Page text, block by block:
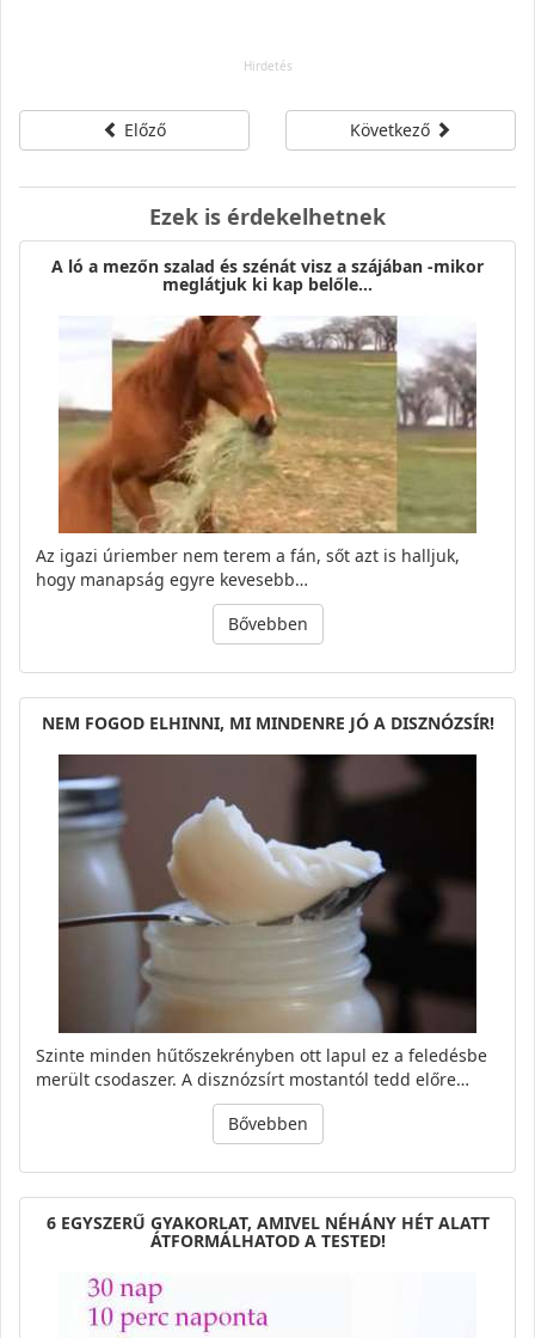
Előző Következő
Ezek is érdekelhetnek
A ló a mezőn szalad és szénát visz a szájában -mikor
meglátjuk ki kap belőle…
Az igazi úriember nem terem a fán, sőt azt is halljuk,
hogy manapság egyre kevesebb…
Bővebben
NEM FOGOD EL­HINNI, MI MIN­DENRE JÓ A DISZ­NÓ­ZSÍR!
Szinte minden hűtőszekrényben ott lapul ez a feledésbe
merült csodaszer. A disznózsírt mostantól tedd előre…
Bővebben
6 EGYSZERŰ GYAKORLAT, AMIVEL NÉHÁNY HÉT ALATT
ÁTFORMÁLHATOD A TESTED!